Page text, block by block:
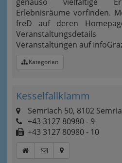
Erlebnisräume vorfinden.
freD auf deren
Veranstaltungen auf
Kategorien
Kesselfallklamm
Semriach 50, 8102
+43 3127 80980 - 9
+43 3127 80980 - 10